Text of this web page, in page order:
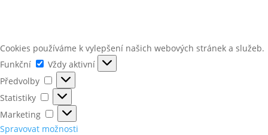
Cookies používáme k vylepšení našich webových stránek a služeb.
Funkční
Funkční
Vždy aktivní
Předvolby
Předvolby
Statistiky
Statistiky
Marketing
Marketing
Spravovat možnosti